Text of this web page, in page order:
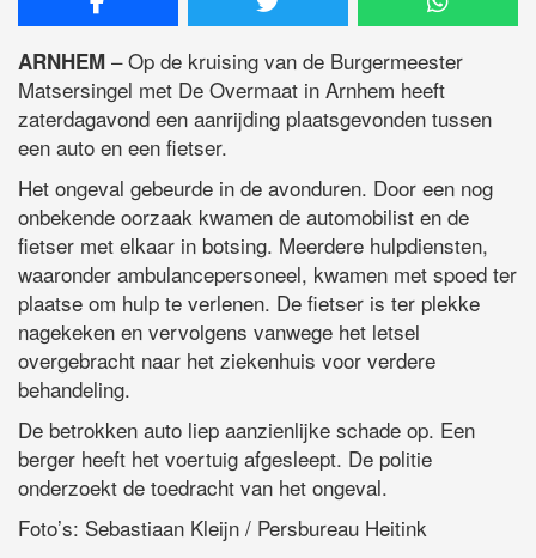
ARNHEM – Op de kruising van de Burgermeester
Matsersingel met De Overmaat in Arnhem heeft
zaterdagavond een aanrijding plaatsgevonden tussen
een auto en een fietser.
Het ongeval gebeurde in de avonduren. Door een nog
onbekende oorzaak kwamen de automobilist en de
fietser met elkaar in botsing. Meerdere hulpdiensten,
waaronder ambulancepersoneel, kwamen met spoed ter
plaatse om hulp te verlenen. De fietser is ter plekke
nagekeken en vervolgens vanwege het letsel
overgebracht naar het ziekenhuis voor verdere
behandeling.
De betrokken auto liep aanzienlijke schade op. Een
berger heeft het voertuig afgesleept. De politie
onderzoekt de toedracht van het ongeval.
Foto’s: Sebastiaan Kleijn / Persbureau Heitink